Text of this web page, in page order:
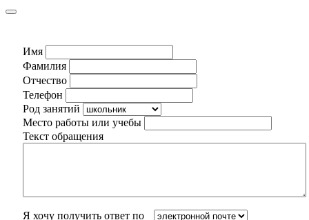
Имя
Фамилия
Отчество
Телефон
Род занятий
Место работы или учебы
Текст обращения
Я хочу получить ответ по